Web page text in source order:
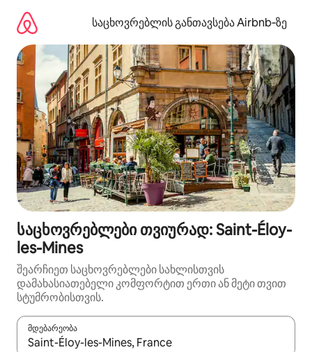
გადასვლა
საცხოვრებლის განთავსება Airbnb‑ზე
საცხოვრებლები თვიურად: Saint-Éloy-
les-Mines
შეარჩიეთ საცხოვრებლები სახლისთვის
დამახასიათებელი კომფორტით ერთი ან მეტი თვით
სტუმრობისთვის.
მდებარეობა
როცა შედეგები ხელმისაწვდომი გახდება, ნავიგაციისთვის